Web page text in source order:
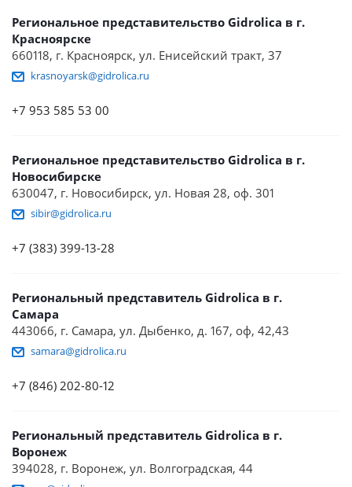
Региональное представительство Gidrolica в г.
Красноярске
660118, г. Красноярск, ул. Енисейский тракт, 37
krasnoyarsk@gidrolica.ru
+7 953 585 53 00
Региональное представительство Gidrolica в г.
Новосибирске
630047, г. Новосибирск, ул. Новая 28, оф. 301
sibir@gidrolica.ru
+7 (383) 399-13-28
Региональный представитель Gidrolica в г.
Самара
443066, г. Самара, ул. Дыбенко, д. 167, оф, 42,43
samara@gidrolica.ru
+7 (846) 202-80-12
Региональный представитель Gidrolica в г.
Воронеж
394028, г. Воронеж, ул. Волгоградская, 44